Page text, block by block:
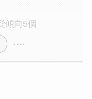
傾向5個